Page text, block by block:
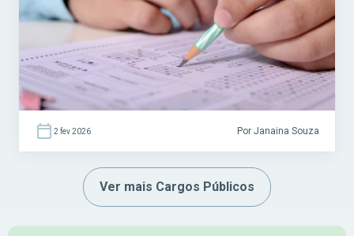
Grátis INSS 2026! A atuação desse […]
2 fev 2026 Por Janaina Souza
Ver mais Cargos Públicos